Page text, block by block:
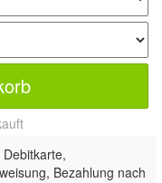
Bezahlung nach